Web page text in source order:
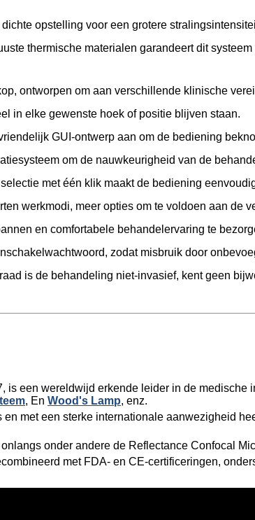
opstelling voor een grotere
thermische materialen garandeert dit
ontworpen om aan verschillende klinische
in elke gewenste hoek of positie blijven staan.
GUI-ontwerp aan om de bediening
om de nauwkeurigheid van de
met één klik maakt de bediening
werkmodi, meer opties om te voldoen aan de
en comfortabele behandelervaring te
zodat misbruik door
is de behandeling niet-invasief, kent geen
is een wereldwijd erkende leider in de medische
, En Wood's Lamp, enz.
met een sterke internationale aanwezigheid
onder andere de Reflectance Confocal
met FDA- en CE-certificeringen,